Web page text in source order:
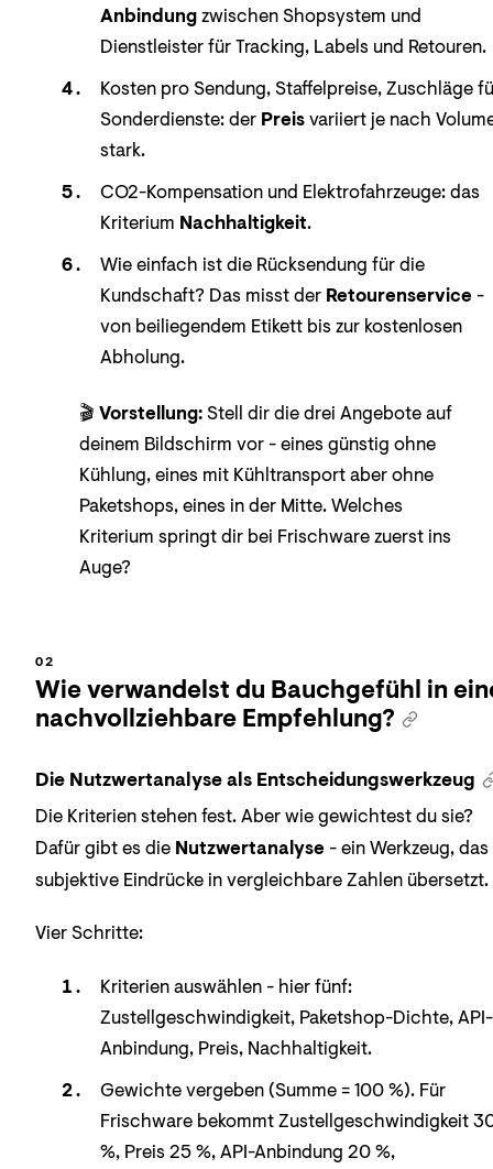
Anbindungzwischen Shopsystem und
Dienstleister für Tracking, Labels und Retouren.
Kosten pro Sendung, Staffelpreise, Zuschläge
Sonderdienste: der Preisvariiert je nach
stark.
CO2-Kompensation und Elektrofahrzeuge: das
Kriterium Nachhaltigkeit.
Wie einfach ist die Rücksendung für die
Kundschaft? Das misst der Retourenservice-
von beiliegendem Etikett bis zur kostenlosen
Abholung.
🎬 Vorstellung:Stell dir die drei Angebote auf
deinem Bildschirm vor - eines günstig ohne
Kühlung, eines mit Kühltransport aber ohne
Paketshops, eines in der Mitte. Welches
Kriterium springt dir bei Frischware zuerst ins
Auge?
Wie verwandelst du Bauchgefühl in
nachvollziehbare Empfehlung?
Die Nutzwertanalyse als Entscheidungswerkzeug
Die Kriterien stehen fest. Aber wie gewichtest du sie?
Dafür gibt es die Nutzwertanalyse- ein Werkzeug, das
subjektive Eindrücke in vergleichbare Zahlen übersetzt.
Vier Schritte:
Kriterien auswählen - hier fünf:
Zustellgeschwindigkeit, Paketshop-Dichte, API-
Anbindung, Preis, Nachhaltigkeit.
Gewichte vergeben (Summe = 100 %). Für
Frischware bekommt Zustellgeschwindigkeit
%, Preis 25 %, API-Anbindung 20 %,